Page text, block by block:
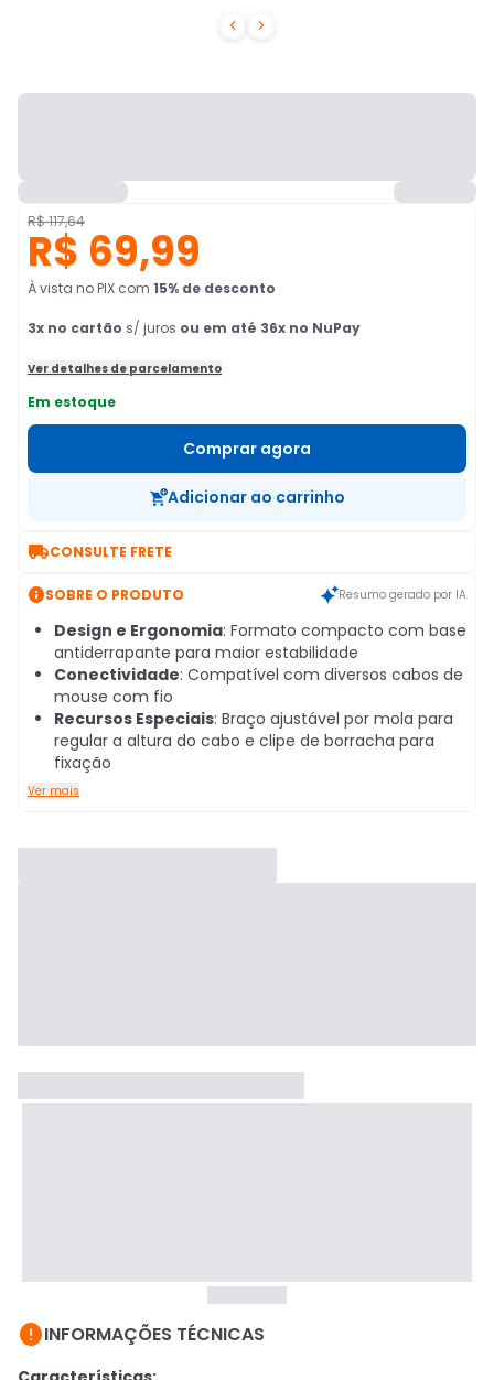
 
R$ 117,64
R$ 69,99
À vista no PIX com 15% de desconto
3x no cartão s/ juros ou em até 36x no NuPay
Ver detalhes de parcelamento
Em estoque
Comprar agora
Adicionar ao carrinho
CONSULTE FRETE
SOBRE O PRODUTO Resumo gerado por IA
Design e Ergonomia: Formato compacto com base
antiderrapante para maior estabilidade
Conectividade: Compatível com diversos cabos de
mouse com fio
Recursos Especiais: Braço ajustável por mola para
regular a altura do cabo e clipe de borracha para
fixação
Ver mais
INFORMAÇÕES TÉCNICAS